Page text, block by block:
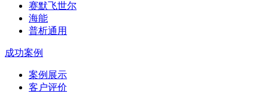
赛默飞世尔
海能
普析通用
成功案例
案例展示
客户评价